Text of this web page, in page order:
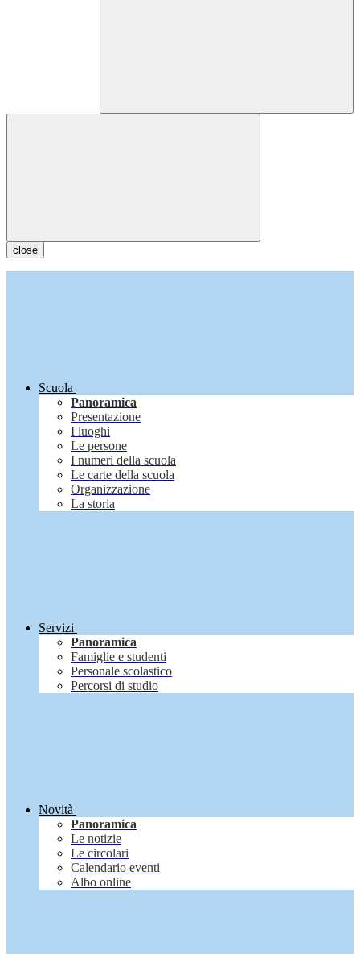
close
Scuola
Panoramica
Presentazione
I luoghi
Le persone
I numeri della scuola
Le carte della scuola
Organizzazione
La storia
Servizi
Panoramica
Famiglie e studenti
Personale scolastico
Percorsi di studio
Novità
Panoramica
Le notizie
Le circolari
Calendario eventi
Albo online